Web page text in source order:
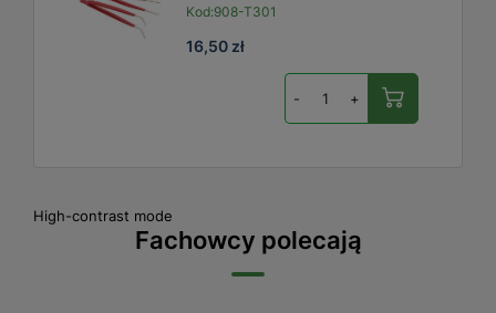
Kod:908-T301
16,50 zł
- +
High-contrast mode
Fachowcy polecają